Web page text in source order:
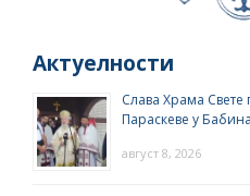
Актуелности
Слава Храма
Параскеве у
август 8, 2026